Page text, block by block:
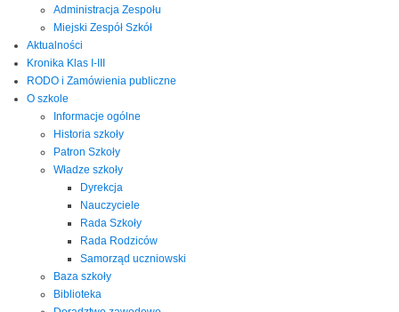
Administracja Zespołu
Miejski Zespół Szkół
Aktualności
Kronika Klas I-III
RODO i Zamówienia publiczne
O szkole
Informacje ogólne
Historia szkoły
Patron Szkoły
Władze szkoły
Dyrekcja
Nauczyciele
Rada Szkoły
Rada Rodziców
Samorząd uczniowski
Baza szkoły
Biblioteka